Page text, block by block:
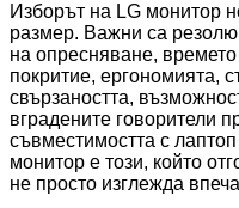
Изборът на LG монитор
размер. Важни са
на опресняване, времето
покритие, ергономията,
свързаността,
вградените говорители
съвместимостта с
монитор е този, който
не просто изглежда